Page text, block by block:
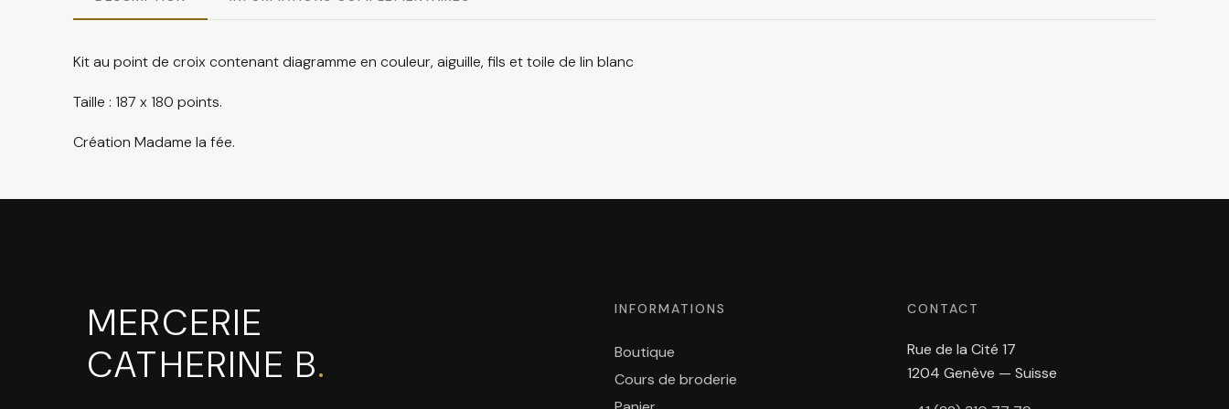
Kit au point de croix contenant diagramme en couleur, aiguille, fils et toile de lin blanc
Taille : 187 x 180 points.
Création Madame la fée.
MERCERIE
CATHERINE B.
INFORMATIONS
Boutique
Cours de broderie
CONTACT
Rue de la Cité 17
1204 Genève — Suisse